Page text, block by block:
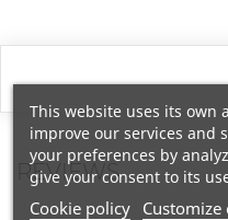
REVIEWS
This website uses its own
improve our services and
your preferences by
give your consent to its
Cookie policy Customize